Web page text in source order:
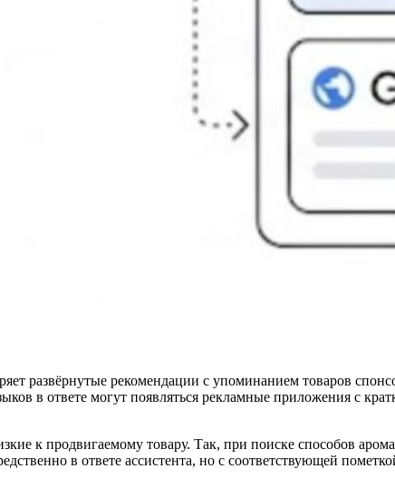
развёрнутые рекомендации с упоминанием товаров
в ответе могут появляться рекламные приложения с
к продвигаемому товару. Так, при поиске способов
в ответе ассистента, но с соответствующей